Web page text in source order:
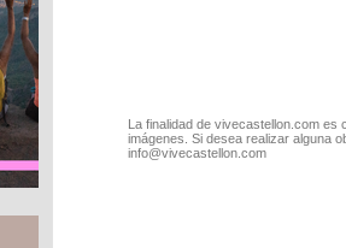
La finalidad de vivecastellon.com
imágenes. Si desea realizar alguna
info@vivecastellon.com